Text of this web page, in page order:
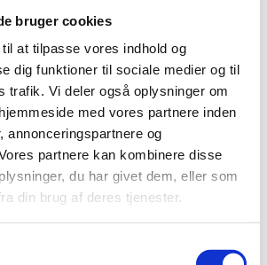
bruger cookies
at tilpasse vores indhold og
dig funktioner til sociale medier og til
trafik. Vi deler også oplysninger om
med vores partnere inden
annonceringspartnere og
partnere kan kombinere disse
du har givet dem, eller som
din brug af deres tjenester.
220